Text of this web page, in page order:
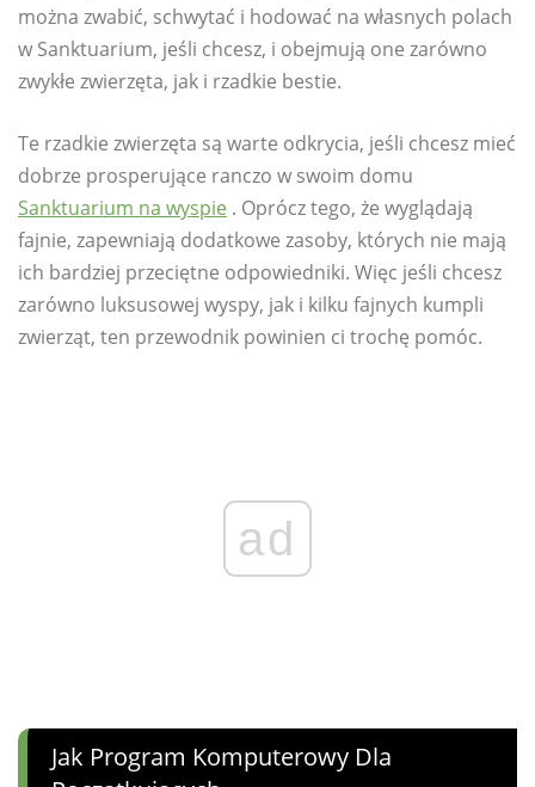
można zwabić, schwytać i hodować na własnych polach
w Sanktuarium, jeśli chcesz, i obejmują one zarówno
zwykłe zwierzęta, jak i rzadkie bestie.
Te rzadkie zwierzęta są warte odkrycia, jeśli chcesz mieć
dobrze prosperujące ranczo w swoim domu
Sanktuarium na wyspie . Oprócz tego, że wyglądają
fajnie, zapewniają dodatkowe zasoby, których nie mają
ich bardziej przeciętne odpowiedniki. Więc jeśli chcesz
zarówno luksusowej wyspy, jak i kilku fajnych kumpli
zwierząt, ten przewodnik powinien ci trochę pomóc.
ad
Jak Program Komputerowy Dla